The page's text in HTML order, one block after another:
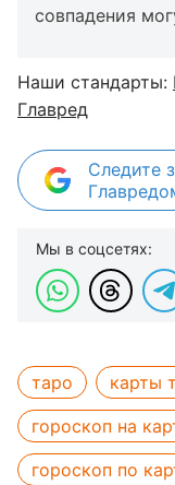
совпадения
Наши стандарты:
Главред
Следите
Мы в соцсетях:
таро
карты
гороскоп на
гороскоп по